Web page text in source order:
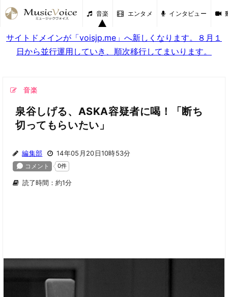
音楽 エンタメ インタビュー
サイトドメインが「voisjp.me」へ新しくなります。８月１
日から並行運用していき、順次移行してまいります。
音楽
泉谷しげる、ASKA容疑者に喝！「断ち
切ってもらいたい」
編集部 14年05月20日10時53分
読了時間：約1分